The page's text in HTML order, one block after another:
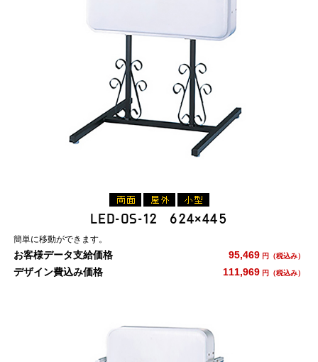
LED-OS-12 624×445
簡単に移動ができます。
お客様データ支給価格 95,469 円（税込み）
デザイン費込み価格 111,969 円（税込み）